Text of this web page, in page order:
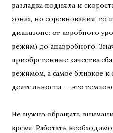
разладка подняла и
зонах, но соревнования-то
диапазоне: от аэробного
режим) до анаэробного.
приобретенные качества
режимом, а самое близкое к
деятельности — это
Не нужно обращать
время. Работать